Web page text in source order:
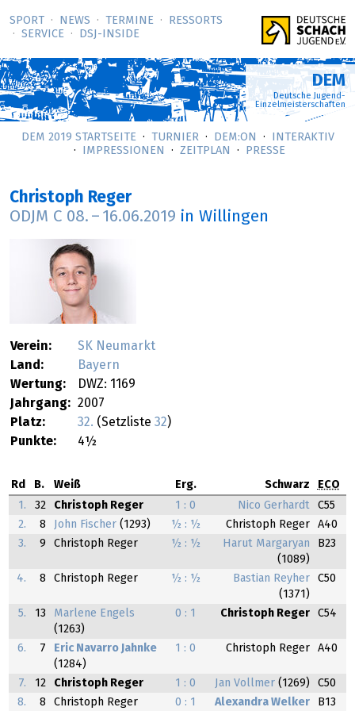
SPORT NEWS TERMINE
RESSORTS
SERVICE
DSJ-­INSIDE
DEM
Deutsche Jugend-
Einzelmeisterschaften
DEM 2019 STARTSEITE TURNIER DEM:ON
INTERAKTIV
IMPRESSIONEN
ZEITPLAN PRESSE
Christoph Reger
ODJM C 08. – 16.06.2019 in Willingen
Verein:
SK Neumarkt
Land:
Bayern
Wertung:
DWZ: 1169
Jahrgang: 2007
Platz:
32. (Setzliste 32)
Punkte:
4½
Rd B. Weiß Erg. Schwarz
ECO
1.
32 Christoph Reger 1 : 0 Nico Gerhardt
C55
2.
8 John Fischer (1293) ½ : ½ Christoph Reger
A40
3.
9 Christoph Reger ½ : ½
Harut Margaryan
(1089)
B23
4. 8 Christoph Reger ½ : ½
Bastian Reyher
(1371)
C50
5. 13
Marlene Engels
(1263)
0 : 1 Christoph Reger C54
6. 7
Eric Navarro Jahnke
(1284)
1 : 0 Christoph Reger A40
7. 12 Christoph Reger 1 : 0 Jan Vollmer (1269)
C50
8.
8 Christoph Reger 0 : 1 Alexandra Welker B13